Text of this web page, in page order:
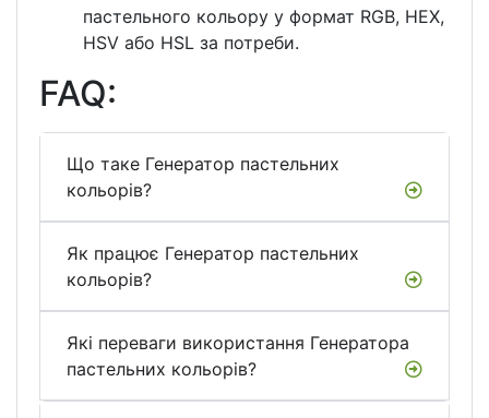
пастельного кольору у формат RGB, HEX,
HSV або HSL за потреби.
FAQ:
Що таке Генератор пастельних
кольорів?
Як працює Генератор пастельних
кольорів?
Які переваги використання Генератора
пастельних кольорів?